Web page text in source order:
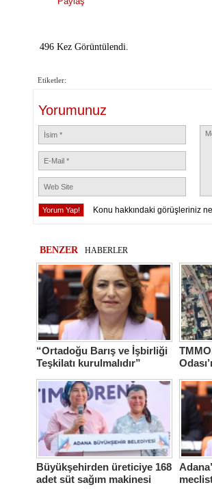
496 Kez Görüntülendi.
Etiketler:
Yorumunuz
Konu hakkındaki görüşleriniz
BENZER HABERLER
“Ortadoğu Barış ve İşbirliği
Teşkilatı kurulmalıdır”
Büyükşehirden üreticiye 168
adet süt sağım makinesi